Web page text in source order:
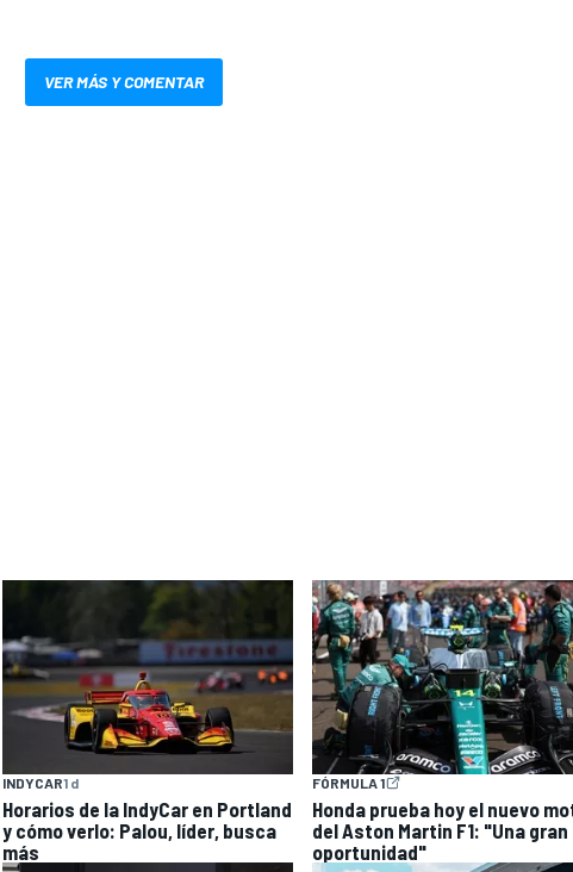
VER MÁS Y COMENTAR
INDYCAR1 d
Horarios de la IndyCar en Portland
y cómo verlo: Palou, líder, busca
más
FÓRMULA 1
Honda prueba hoy el nuevo
del Aston Martin F1: "Una gran
oportunidad"